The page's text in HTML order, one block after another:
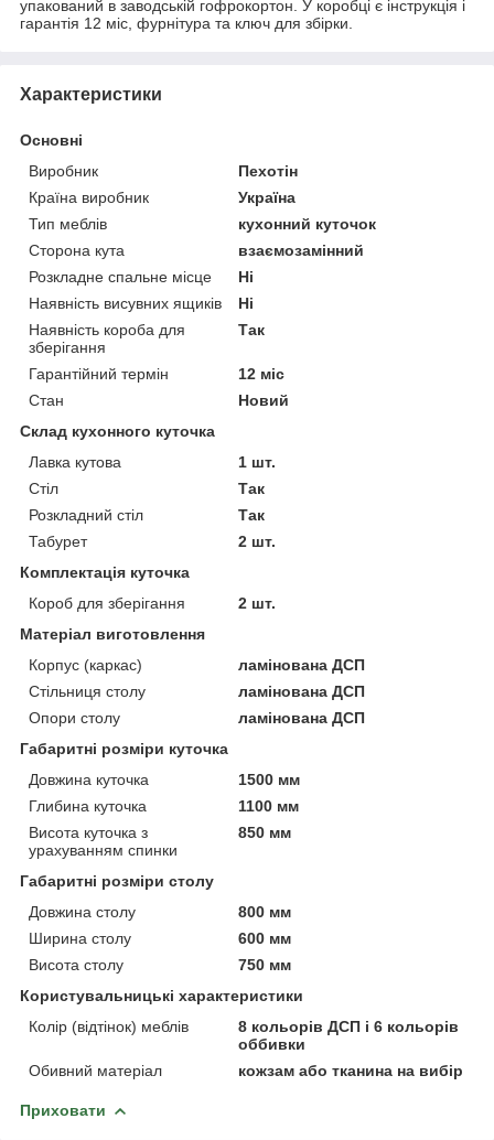
упакований в заводській гофрокортон. У коробці є інструкція і
гарантія 12 міс, фурнітура та ключ для збірки.
Характеристики
Основні
Виробник
Пехотін
Країна виробник
Україна
Тип меблів
кухонний куточок
Сторона кута
взаємозамінний
Розкладне спальне місце
Ні
Наявність висувних ящиків
Ні
Наявність короба для
зберігання
Так
Гарантійний термін
12 міс
Стан
Новий
Склад кухонного куточка
Лавка кутова
1 шт.
Стіл
Так
Розкладний стіл
Так
Табурет
2 шт.
Комплектація куточка
Короб для зберігання
2 шт.
Матеріал виготовлення
Корпус (каркас)
ламінована ДСП
Стільниця столу
ламінована ДСП
Опори столу
ламінована ДСП
Габаритні розміри куточка
Довжина куточка
1500 мм
Глибина куточка
1100 мм
Висота куточка з
урахуванням спинки
850 мм
Габаритні розміри столу
Довжина столу
800 мм
Ширина столу
600 мм
Висота столу
750 мм
Користувальницькі характеристики
Колір (відтінок) меблів
8 кольорів ДСП і 6 кольорів
оббивки
Обивний матеріал
кожзам або тканина на вибір
Приховати